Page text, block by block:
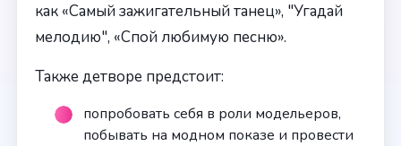
как «Самый зажигательный танец», "Угадай
мелодию", «Спой любимую песню».
Также детворе предстоит:
попробовать себя в роли модельеров,
побывать на модном показе и провести